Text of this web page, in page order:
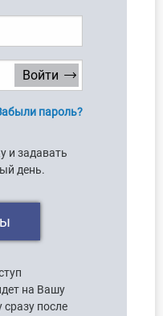
пароль?
и задавать
день.
на Вашу
после